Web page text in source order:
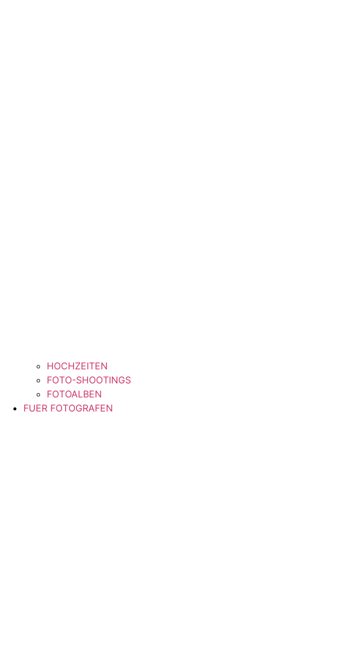
HOCHZEITEN
FOTO-SHOOTINGS
FOTOALBEN
FUER FOTOGRAFEN